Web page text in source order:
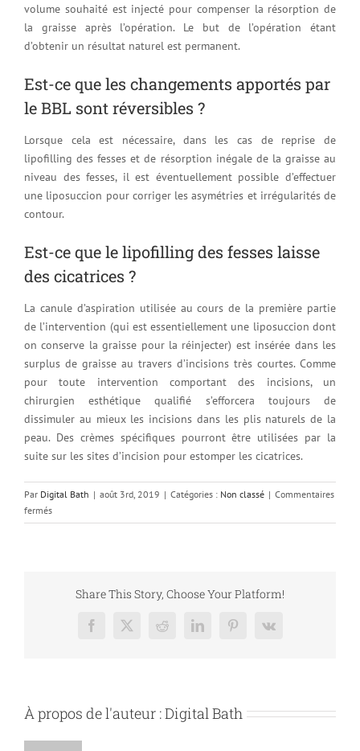
volume souhaité est injecté pour compenser la résorption de
la graisse après l’opération. Le but de l’opération étant
d’obtenir un résultat naturel est permanent.
Est-ce que les changements apportés par
le BBL sont réversibles ?
Lorsque cela est nécessaire, dans les cas de reprise de
lipofilling des fesses et de résorption inégale de la graisse au
niveau des fesses, il est éventuellement possible d’effectuer
une liposuccion pour corriger les asymétries et irrégularités de
contour.
Est-ce que le lipofilling des fesses laisse
des cicatrices ?
La canule d’aspiration utilisée au cours de la première partie
de l’intervention (qui est essentiellement une liposuccion dont
on conserve la graisse pour la réinjecter) est insérée dans les
surplus de graisse au travers d’incisions très courtes. Comme
pour toute intervention comportant des incisions, un
chirurgien esthétique qualifié s’efforcera toujours de
dissimuler au mieux les incisions dans les plis naturels de la
peau. Des crèmes spécifiques pourront être utilisées par la
suite sur les sites d’incision pour estomper les cicatrices.
Par Digital Bath | août 3rd, 2019 | Catégories : Non classé | Commentaires
ferméssur
Augmentation
lipofillingShare This Story, Choose Your Platform!
Facebook
X RedditLinkedInPinterest
Vk
À propos de l'auteur :Digital Bath